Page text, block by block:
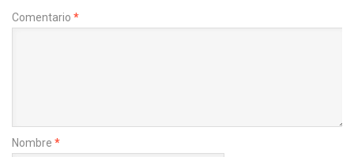
Comentario *
Nombre *